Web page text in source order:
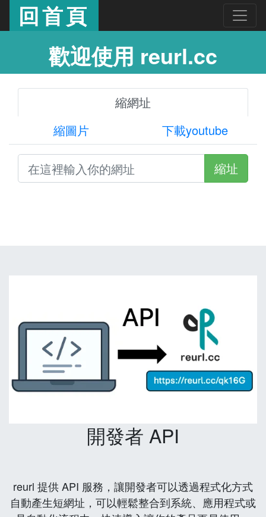
回首頁
歡迎使用 reurl.cc
縮網址
縮圖片
下載youtube
縮址
開發者 API
reurl 提供 API 服務，讓開發者可以透過程式化方式
自動產生短網址，可以輕鬆整合到系統、應用程式或